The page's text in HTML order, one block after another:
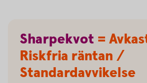
Sharpekvot =
Riskfria räntan /
Standardavvikelse